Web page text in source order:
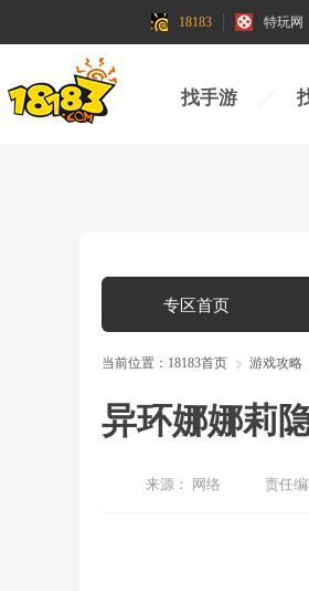
18183 特玩网
找手游
专区首页
当前位置： 18183首页 游戏攻略
异环娜娜莉
来源： 网络 责任编